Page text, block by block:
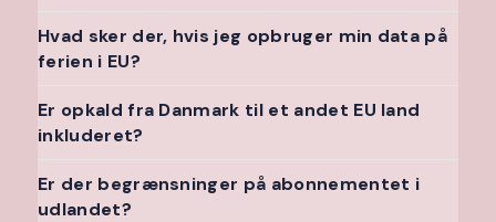
Hvad sker der, hvis jeg opbruger min data på
ferien i EU?
Er opkald fra Danmark til et andet EU land
inkluderet?
Er der begrænsninger på abonnementet i
udlandet?